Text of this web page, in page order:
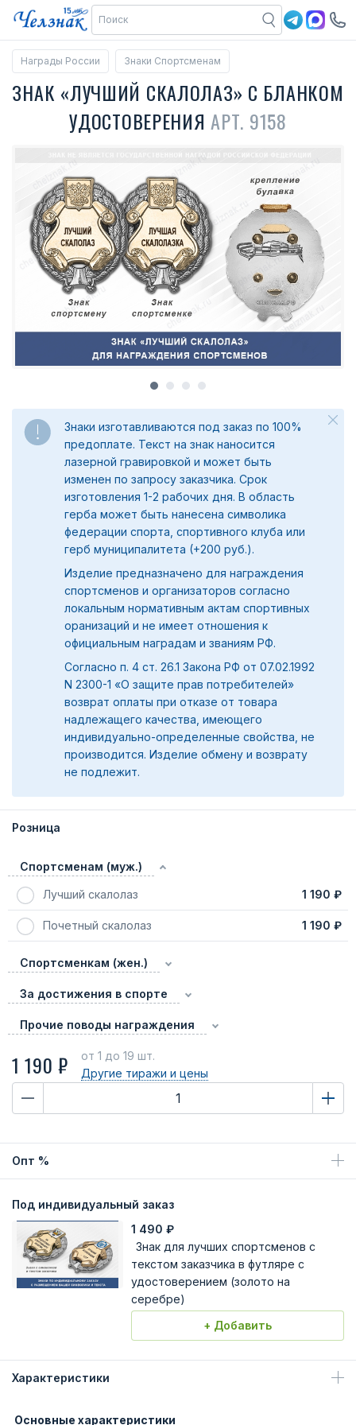
Награды России Знаки Спортсменам
ЗНАК «ЛУЧШИЙ СКАЛОЛАЗ» С БЛАНКОМ
УДОСТОВЕРЕНИЯАРТ. 9158
Знаки изготавливаются под заказ по 100%
предоплате. Текст на знак наносится
лазерной гравировкой и может быть
изменен по запросу заказчика. Срок
изготовления 1-2 рабочих дня. В область
герба может быть нанесена символика
федерации спорта, спортивного клуба или
герб муниципалитета (+200 руб.).
Изделие предназначено для награждения
спортсменов и организаторов согласно
локальным нормативным актам спортивных
оранизаций и не имеет отношения к
официальным наградам и званиям РФ.
Согласно п. 4 ст. 26.1 Закона РФ от 07.02.1992
N 2300-1 «О защите прав потребителей»
возврат оплаты при отказе от товара
надлежащего качества, имеющего
индивидуально-определенные свойства, не
производится. Изделие обмену и возврату
не подлежит.
Розница
Спортсменам (муж.)
Лучший скалолаз 1 190 ₽
Почетный скалолаз 1 190 ₽
Спортсменкам (жен.)
За достижения в спорте
Прочие поводы награждения
1 190 ₽ от 1 до 19 шт.
Другие тиражии цены
Опт %
Под индивидуальный заказ
1 490 ₽
Знак для лучших спортсменов с
текстом заказчика в футляре с
удостоверением (золото на
серебре)
+ Добавить
Характеристики
Основные характеристики